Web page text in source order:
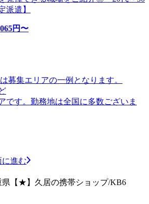
派遣】
円〜
募集エリアの一例となります。
です。勤務地は全国に多数ございま
に進む
県【★】久居の携帯ショップ/KB6